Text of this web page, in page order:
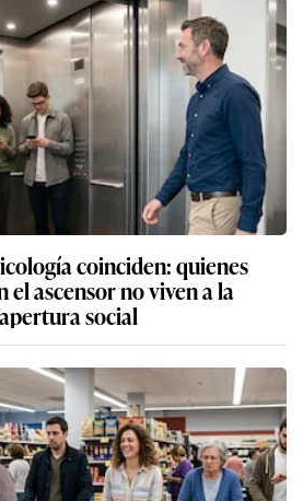
coinciden: quienes
el ascensor no viven a la
social